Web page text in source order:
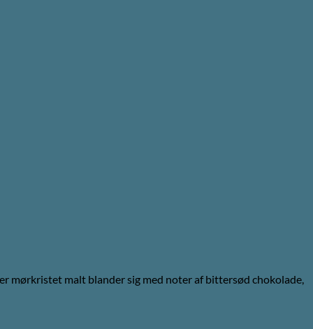
mørkristet malt blander sig med noter af bittersød chokolade,